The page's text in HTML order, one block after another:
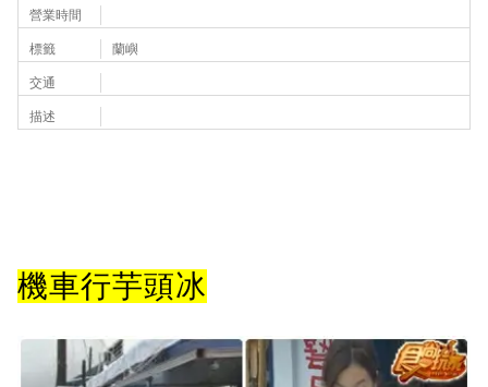
營業時間
標籤 蘭嶼
交通
描述
機車行芋頭冰